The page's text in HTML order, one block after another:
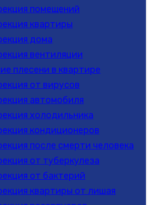
помещений
квартиры
дома
вентиляции
плесени в квартире
от вирусов
автомобиля
холодильника
кондиционеров
после смерти человека
от туберкулеза
от бактерий
квартиры от лишая